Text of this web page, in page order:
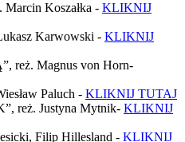
Koszałka - KLIKNIJ
Karwowski - KLIKNIJ
reż. Magnus von Horn-
Paluch - KLIKNIJ TUTAJ
reż. Justyna Mytnik- KLIKNIJ
Filip Hillesland - KLIKNIJ